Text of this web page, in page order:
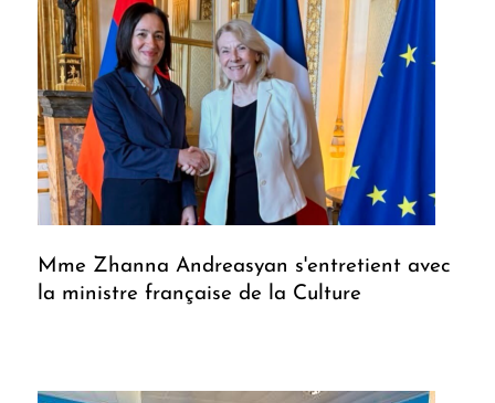
Mme Zhanna Andreasyan s'entretient avec
la ministre française de la Culture